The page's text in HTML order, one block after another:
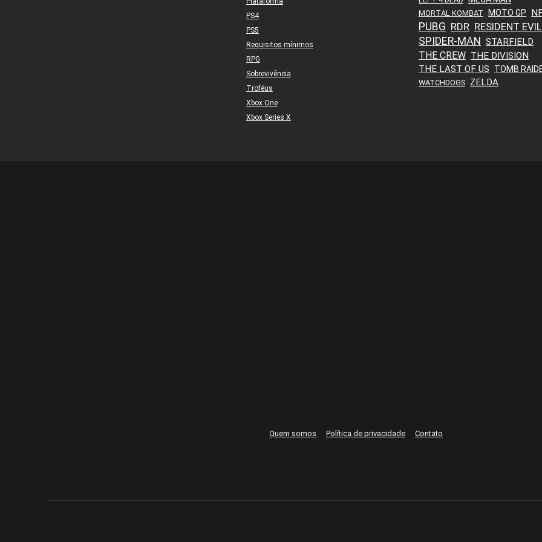
PS4
PS5
Requisitos mínimos
RPG
Sobrevivência
Troféus
Xbox One
Xbox Series X
MORTAL KOMBAT MOTO GP
PUBG RDR RESIDENT EVIL
SPIDER-MAN STARFIELD
THE CREW THE DIVISION
THE LAST OF US
TOMB
WATCHDOGS ZELDA
Quem somos Política de privacidade Contato